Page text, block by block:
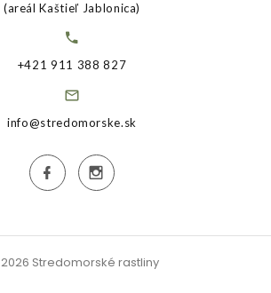
(areál Kaštieľ Jablonica)
+421 911 388 827
info@stredomorske.sk
2026 Stredomorské rastliny